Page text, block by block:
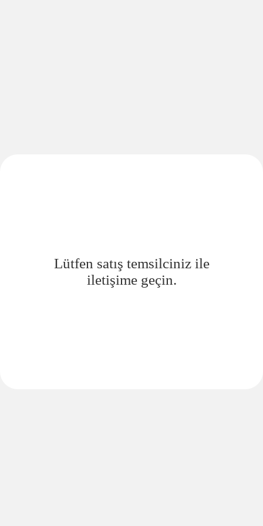
Lütfen satış temsilciniz ile
iletişime geçin.